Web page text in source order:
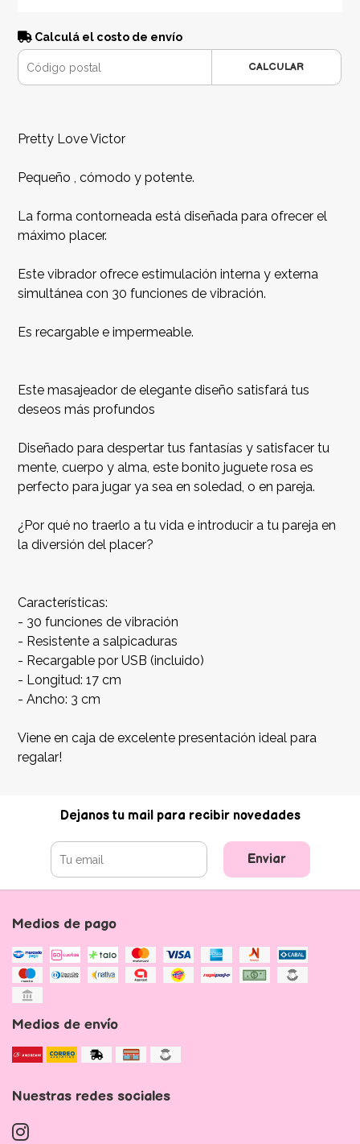
Calculá el costo de envío
CALCULAR
Pretty Love Victor
Pequeño , cómodo y potente.
La forma contorneada está diseñada para ofrecer el
máximo placer.
Este vibrador ofrece estimulación interna y externa
simultánea con 30 funciones de vibración.
Es recargable e impermeable.
Este masajeador de elegante diseño satisfará tus
deseos más profundos
Diseñado para despertar tus fantasías y satisfacer tu
mente, cuerpo y alma, este bonito juguete rosa es
perfecto para jugar ya sea en soledad, o en pareja.
¿Por qué no traerlo a tu vida e introducir a tu pareja en
la diversión del placer?
Características:
- 30 funciones de vibración
- Resistente a salpicaduras
- Recargable por USB (incluido)
- Longitud: 17 cm
- Ancho: 3 cm
Viene en caja de excelente presentación ideal para
regalar!
Dejanos tu mail para recibir novedades
Enviar
Medios de pago
Medios de envío
Nuestras redes sociales